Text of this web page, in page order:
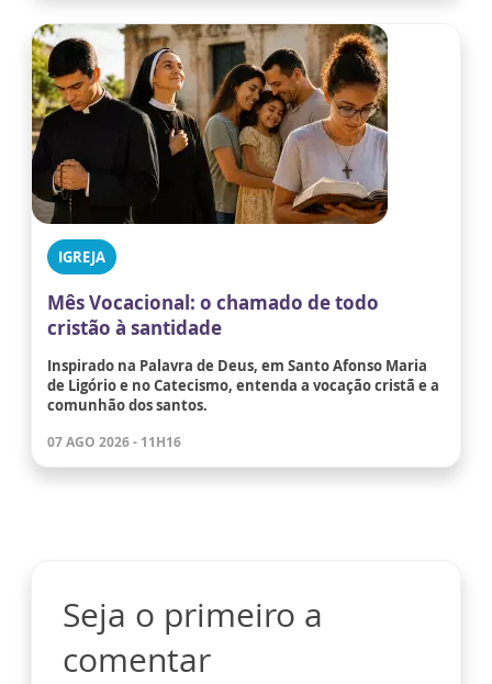
IGREJA
Mês Vocacional: o chamado de todo
cristão à santidade
Inspirado na Palavra de Deus, em Santo Afonso Maria
de Ligório e no Catecismo, entenda a vocação cristã e a
comunhão dos santos.
07 AGO 2026 - 11H16
Seja o primeiro a
comentar